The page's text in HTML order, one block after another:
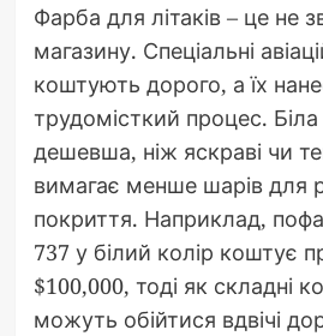
Фарба для літаків – це не
магазину. Спеціальні
коштують дорого, а їх
трудомісткий процес.
дешевша, ніж яскраві чи
вимагає менше шарів для
покриття. Наприклад,
737 у білий колір коштує
$100,000, тоді як складні
можуть обійтися вдвічі